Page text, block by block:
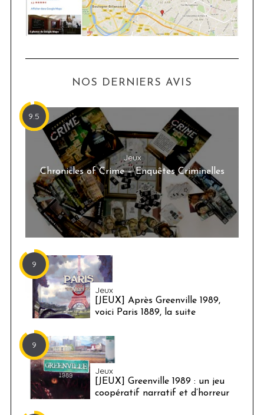
NOS DERNIERS AVIS
9.5
Jeux
Chronicles of Crime – Enquêtes Criminelles
9
Jeux
[JEUX] Après Greenville 1989,
voici Paris 1889, la suite
9
Jeux
[JEUX] Greenville 1989 : un jeu
coopératif narratif et d’horreur